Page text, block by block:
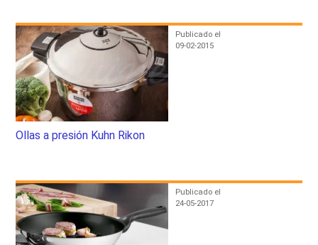
Publicado el
09-02-2015
Ollas a presión Kuhn Rikon
Publicado el
24-05-2017